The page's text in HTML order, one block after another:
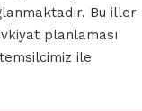
Bu iller
planlaması
ile